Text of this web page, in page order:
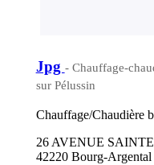
Jpg - Chauffage-
sur Pélussin
Chauffage/Chaudière
26 AVENUE
42220 Bourg-Argental